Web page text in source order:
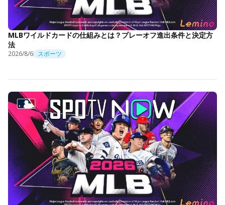
MLBワイルドカードの仕組みとは？プレーオフ進出条件と決定方
法
2026/8/6 スポーツ